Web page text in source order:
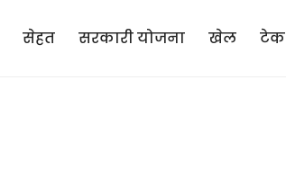
सेहत सरकारी योजना खेल टेक